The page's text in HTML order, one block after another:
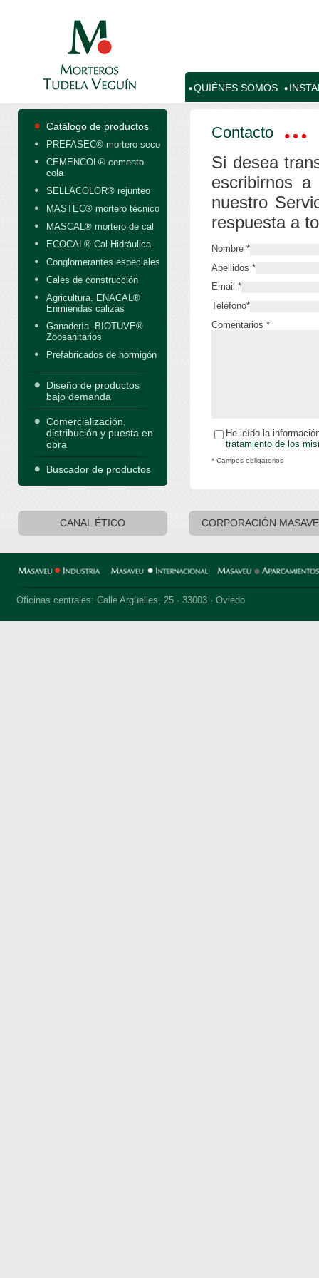
QUIÉNES SOMOS
Catálogo de productos
PREFASEC® mortero seco
CEMENCOL® cemento
cola
SELLACOLOR® rejunteo
MASTEC® mortero técnico
MASCAL® mortero de cal
ECOCAL® Cal Hidráulica
Conglomerantes especiales
Cales de construcción
Agricultura. ENACAL®
Enmiendas calizas
Ganadería. BIOTUVE®
Zoosanitarios
Prefabricados de hormigón
Diseño de productos
bajo demanda
Comercialización,
distribución y puesta en
obra
Buscador de productos
Contacto
Si desea
escribirnos
nuestro
respuesta a
Nombre *
Apellidos *
Email *
Teléfono*
Comentarios *
He leído la
tratamiento de los
* Campos obligatorios
CANAL ÉTICO CORPORACIÓN
Oficinas centrales: Calle Argüelles, 25 · 33003 · Oviedo